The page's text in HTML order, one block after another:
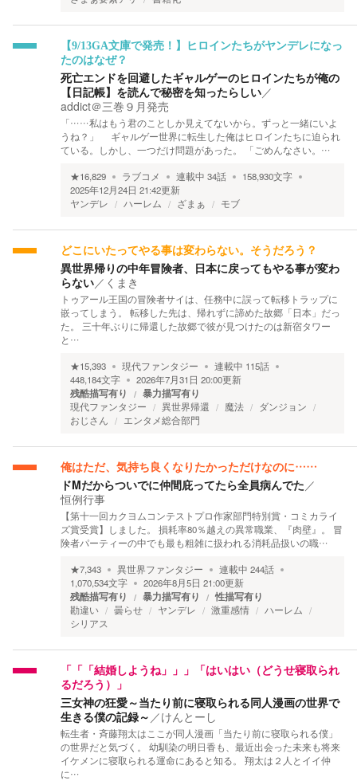
【9/13GA文庫で発売！】ヒロインたちがヤンデレになっ
たのはなぜ？
死亡エンドを回避したギャルゲーのヒロインたちが俺の
【日記帳】を読んで秘密を知ったらしい／
addict＠三巻９月発売
「……私はもう君のことしか見えてないから。ずっと一緒にいよ
うね？」 ギャルゲー世界に転生した俺はヒロインたちに迫られ
ている。しかし、一つだけ問題があった。 「ごめんなさい。…
★16,829 ラブコメ 連載中 34話 158,930文字
2025年12月24日 21:42更新
ヤンデレ
ハーレム ざまぁ モブ
どこにいたってやる事は変わらない。そうだろう？
異世界帰りの中年冒険者、日本に戻ってもやる事が変わ
らない／ くまき
トゥアール王国の冒険者サイは、任務中に誤って転移トラップに
嵌ってしまう。 転移した先は、帰れずに諦めた故郷「日本」だっ
た。 三十年ぶりに帰還した故郷で彼が見つけたのは新宿タワー
と…
★15,393 現代ファンタジー 連載中 115話
448,184文字 2026年7月31日 20:00更新
残酷描写有り 暴力描写有り
現代ファンタジー 異世界帰還 魔法
ダンジョン
おじさん
エンタメ総合部門
俺はただ、気持ち良くなりたかっただけなのに……
ドMだからついでに仲間庇ってたら全員病んでた／
恒例行事
【第十一回カクヨムコンテストプロ作家部門特別賞・コミカライ
ズ賞受賞】しました。 損耗率80％越えの異常職業、『肉壁』。 冒
険者パーティーの中でも最も粗雑に扱われる消耗品扱いの職…
★7,343 異世界ファンタジー 連載中 244話
1,070,534文字 2026年8月5日 21:00更新
残酷描写有り 暴力描写有り 性描写有り
勘違い 曇らせ ヤンデレ 激重感情
ハーレム
シリアス
「「「結婚しようね」」」「はいはい（どうせ寝取られ
るだろう）」
三女神の狂愛～当たり前に寝取られる同人漫画の世界で
生きる僕の記録～ ／けんとーし
転生者・斉藤翔太はここが同人漫画「当たり前に寝取られる僕」
の世界だと気づく。 幼馴染の明日香も、最近出会った未来も将来
イケメンに寝取られる運命にあると知る。 翔太は２人とイイ仲
に…